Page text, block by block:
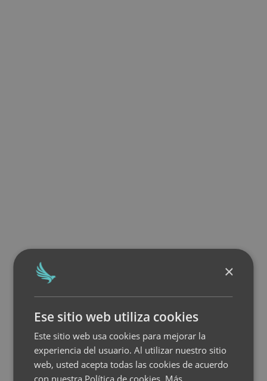
×
Ese sitio web utiliza cookies
Este sitio web usa cookies para mejorar la
experiencia del usuario. Al utilizar nuestro sitio
web, usted acepta todas las cookies de acuerdo
con nuestra Política de cookies. Más